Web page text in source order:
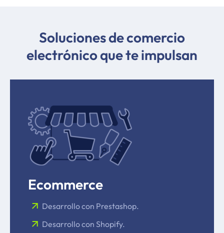
Soluciones de comercio
electrónico que te impulsan
Ecommerce
Desarrollo con Prestashop.
Desarrollo con Shopify.